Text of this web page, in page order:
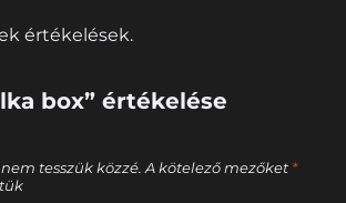
értékelések.
box” értékelése
tesszük közzé. A kötelező mezőket *